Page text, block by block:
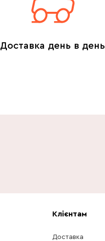
Доставка день в день
Клієнтам
Доставка